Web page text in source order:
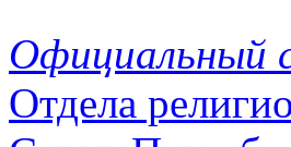
Официальный
Отдела